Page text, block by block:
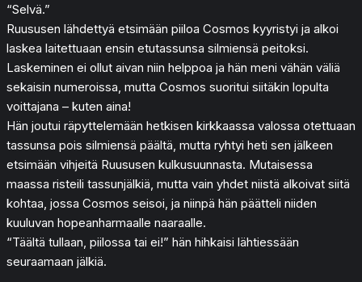
“Selvä.”
Ruususen lähdettyä etsimään piiloa Cosmos kyyristyi ja alkoi
laskea laitettuaan ensin etutassunsa silmiensä peitoksi.
Laskeminen ei ollut aivan niin helppoa ja hän meni vähän väliä
sekaisin numeroissa, mutta Cosmos suoritui siitäkin lopulta
voittajana – kuten aina!
Hän joutui räpyttelemään hetkisen kirkkaassa valossa otettuaan
tassunsa pois silmiensä päältä, mutta ryhtyi heti sen jälkeen
etsimään vihjeitä Ruususen kulkusuunnasta. Mutaisessa
maassa risteili tassunjälkiä, mutta vain yhdet niistä alkoivat siitä
kohtaa, jossa Cosmos seisoi, ja niinpä hän päätteli niiden
kuuluvan hopeanharmaalle naaraalle.
“Täältä tullaan, piilossa tai ei!” hän hihkaisi lähtiessään
seuraamaan jälkiä.